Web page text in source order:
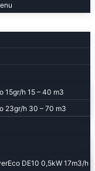
15gr/h 15 – 40 m3
23gr/h 30 – 70 m3
DE10 0,5kW 17m3/h